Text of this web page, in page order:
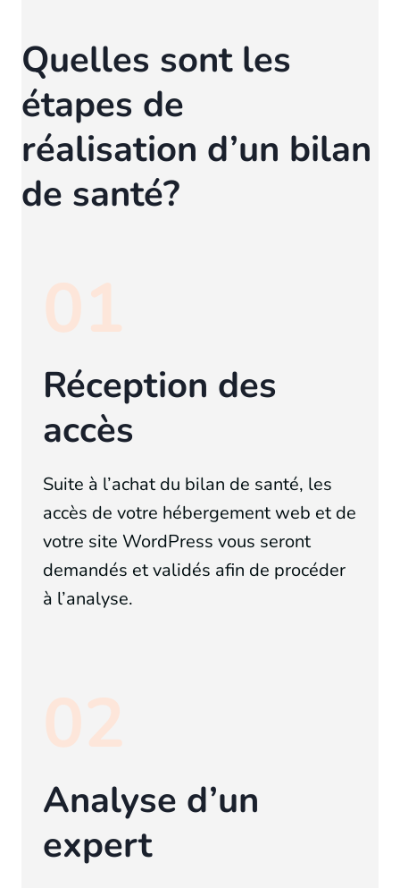
Quelles sont les
étapes de
réalisation d’un bilan
de santé?
01
Réception des
accès
Suite à l’achat du bilan de santé, les
accès de votre hébergement web et de
votre site WordPress vous seront
demandés et validés afin de procéder
à l’analyse.
02
Analyse d’un
expert